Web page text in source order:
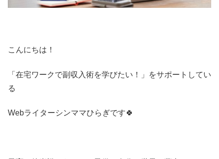
こんにちは！
「在宅ワークで副収入術を学びたい！」をサポートしてい
る
Webライターシンママひらぎです🍀